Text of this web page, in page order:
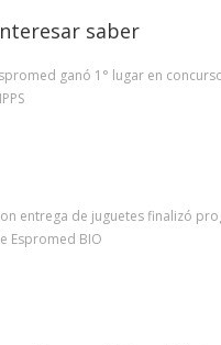
saber
ganó 1° lugar en
entrega de juguetes finalizó
Espromed BIO